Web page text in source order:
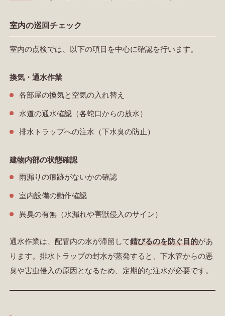
室内の巡回チェック
室内の点検では、以下の項目を中心に確認を行います。
換気・通水作業
各部屋の換気と空気の入れ替え
水道の通水確認（各蛇口からの放水）
排水トラップへの注水（下水臭の防止）
建物内部の状態確認
雨漏りの痕跡がないかの確認
室内設備の動作確認
異臭の有無（水漏れや害獣侵入のサイン）
通水作業は、配管内の水が滞留して錆びるのを防ぐ目的があ
ります。排水トラップの封水が蒸発すると、下水管からの悪
臭や害虫侵入の原因となるため、定期的な注水が必要です。